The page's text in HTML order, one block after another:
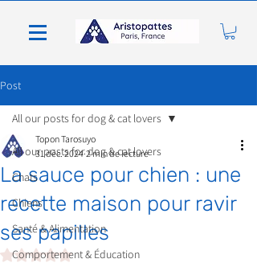
Post
All our posts for dog & cat lovers
Chats
Chiens
Santé & Alimentation
Comportement & Éducation
All our posts for dog & cat lovers
La sauce pour chien : une
recette maison pour ravir
ses papilles
Topon Tarosuyo
31 déc. 2024 2 min de lecture
Noté NaN étoiles sur 5.